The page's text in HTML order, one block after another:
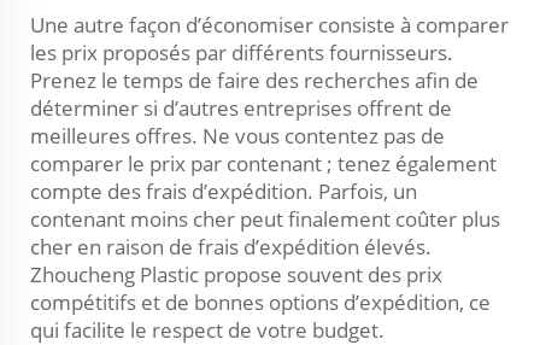
Une autre façon d’économiser consiste à comparer
les prix proposés par différents fournisseurs.
Prenez le temps de faire des recherches afin de
déterminer si d’autres entreprises offrent de
meilleures offres. Ne vous contentez pas de
comparer le prix par contenant ; tenez également
compte des frais d’expédition. Parfois, un
contenant moins cher peut finalement coûter plus
cher en raison de frais d’expédition élevés.
Zhoucheng Plastic propose souvent des prix
compétitifs et de bonnes options d’expédition, ce
qui facilite le respect de votre budget.